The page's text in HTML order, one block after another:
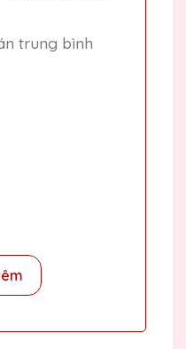
trung bình